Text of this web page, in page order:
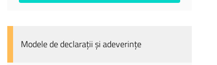
Modele de declarații și adeverințe